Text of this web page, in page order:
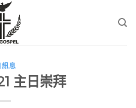
訊息
主日崇拜